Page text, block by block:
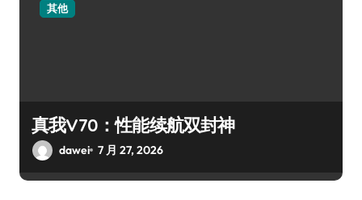
其他
真我V70：性能续航双封神
dawei 7 月 27, 2026